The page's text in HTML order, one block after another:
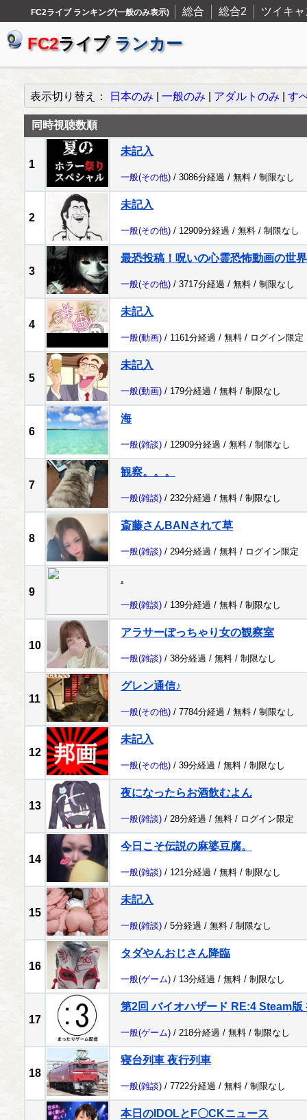
FC2ライブ ランキング(一般のみ表示) 総合 総合2 ツイキャ
FC2ライブ ランカー
表示切り替え： 日本のみ 一般のみ アダルトのみ す
同時視聴数順
1
未記入
一般(その他) / 3086分経過 / 無料 / 制限なし
2
未記入
一般(その他) / 12909分経過 / 無料 / 制限なし
3
最恐投稿！呪いの心霊恐怖動画の世界
一般(その他) / 3717分経過 / 無料 / 制限なし
4
未記入
一般(動画) / 1161分経過 / 無料 / ログイン限定
5
未記入
一般(動画) / 179分経過 / 無料 / 制限なし
6
海
一般(雑談) / 12909分経過 / 無料 / 制限なし
7
観察。。。
一般(雑談) / 232分経過 / 無料 / 制限なし
8
斎藤さんBANされて草
一般(雑談) / 294分経過 / 無料 / ログイン限定
9
.
一般(雑談) / 139分経過 / 無料 / 制限なし
10
アラサーぽっちゃり女の観察室
一般(雑談) / 38分経過 / 無料 / 制限なし
11
グレン通信♪
一般(その他) / 7784分経過 / 無料 / 制限なし
12
未記入
一般(その他) / 39分経過 / 無料 / 制限なし
13
夜になったらお酒飲むよん
一般(雑談) / 28分経過 / 無料 / ログイン限定
14
今日こそ伝説の麻婆豆腐。
一般(雑談) / 121分経過 / 無料 / 制限なし
15
未記入
一般(雑談) / 5分経過 / 無料 / 制限なし
16
タダやんおじさん降臨
一般(ゲーム) / 13分経過 / 無料 / 制限なし
17
第2回 バイオハザード RE:4 Steam版
一般(ゲーム) / 218分経過 / 無料 / 制限なし
18
寝台列車 夜行列車
一般(雑談) / 7722分経過 / 無料 / 制限なし
本日のIDOLとF〇CKニュース